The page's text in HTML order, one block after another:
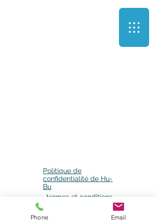
Politique de
confidentialité de Hu-
Bu
termes et conditions
Phone Email